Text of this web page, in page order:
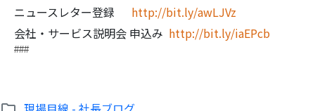
ニュースレター登録 http://bit.ly/awLJVz
会社・サービス説明会 申込み http://bit.ly/iaEPcb
###